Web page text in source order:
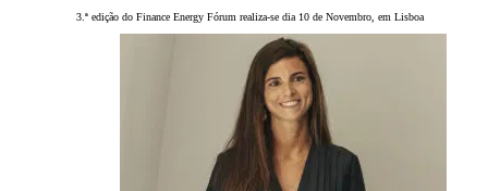
3.ª edição do Finance Energy Fórum realiza-se dia 10 de Novembro, em Lisboa